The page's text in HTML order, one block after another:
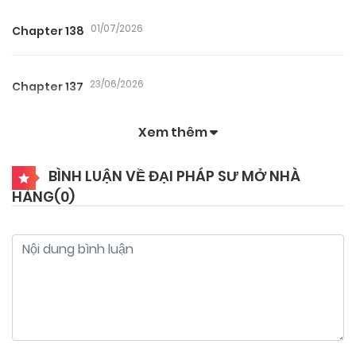
Chapter 138 01/07/2026
Chapter 137 23/06/2026
18/06/2026
Chapter 135
Chapter 134 02/06/2026
Xem thêm
BÌNH LUẬN VỀ ĐẠI PHÁP SƯ MỞ NHÀ
HÀNG(0)